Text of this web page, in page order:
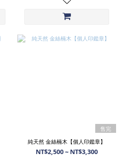
售完
純天然 金絲楠木【個人印鑑章】
NT$2,500 ~ NT$3,300